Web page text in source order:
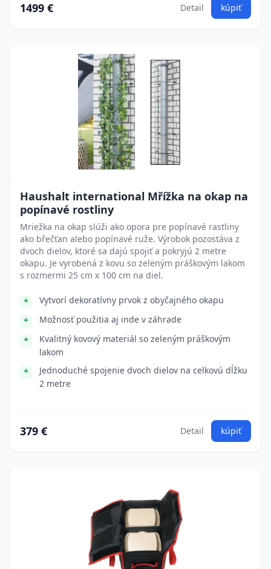
1499 € Detail kúpiť
Haushalt international Mřížka na okap na
popínavé rostliny
Mriežka na okap slúži ako opora pre popínavé rastliny
ako břečťan alebo popínavé ruže. Výrobok pozostáva z
dvoch dielov, ktoré sa dajú spojiť a pokryjú 2 metre
okapu. Je vyrobená z kovu so zeleným práškovým lakom
s rozmermi 25 cm x 100 cm na diel.
Vytvorí dekoratívny prvok z obyčajného okapu
Možnosť použitia aj inde v záhrade
Kvalitný kovový materiál so zeleným práškovým
lakom
Jednoduché spojenie dvoch dielov na celkovú dĺžku
2 metre
379 € Detail kúpiť